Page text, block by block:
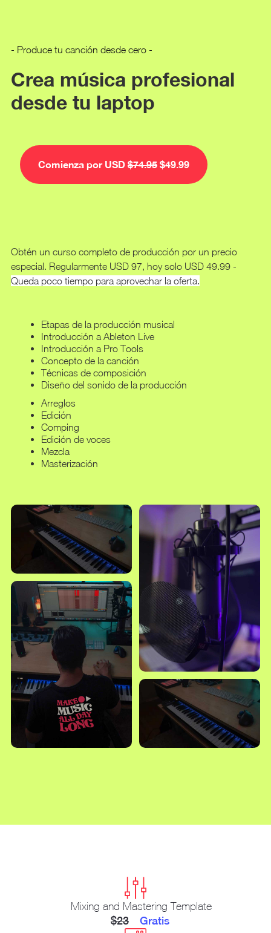
- Produce tu canción desde cero -
Crea música profesional
desde tu laptop
Comienza por USD $74.95 $49.99
Obtén un curso completo de producción por un precio
especial. Regularmente USD 97, hoy solo USD 49.99 -
Queda poco tiempo para aprovechar la oferta.
Etapas de la producción musical
Introducción a Ableton Live
Introducción a Pro Tools
Concepto de la canción
Técnicas de composición
Diseño del sonido de la producción
Arreglos
Edición
Comping
Edición de voces
Mezcla
Masterización
Mixing and Mastering Template
$23 Gratis